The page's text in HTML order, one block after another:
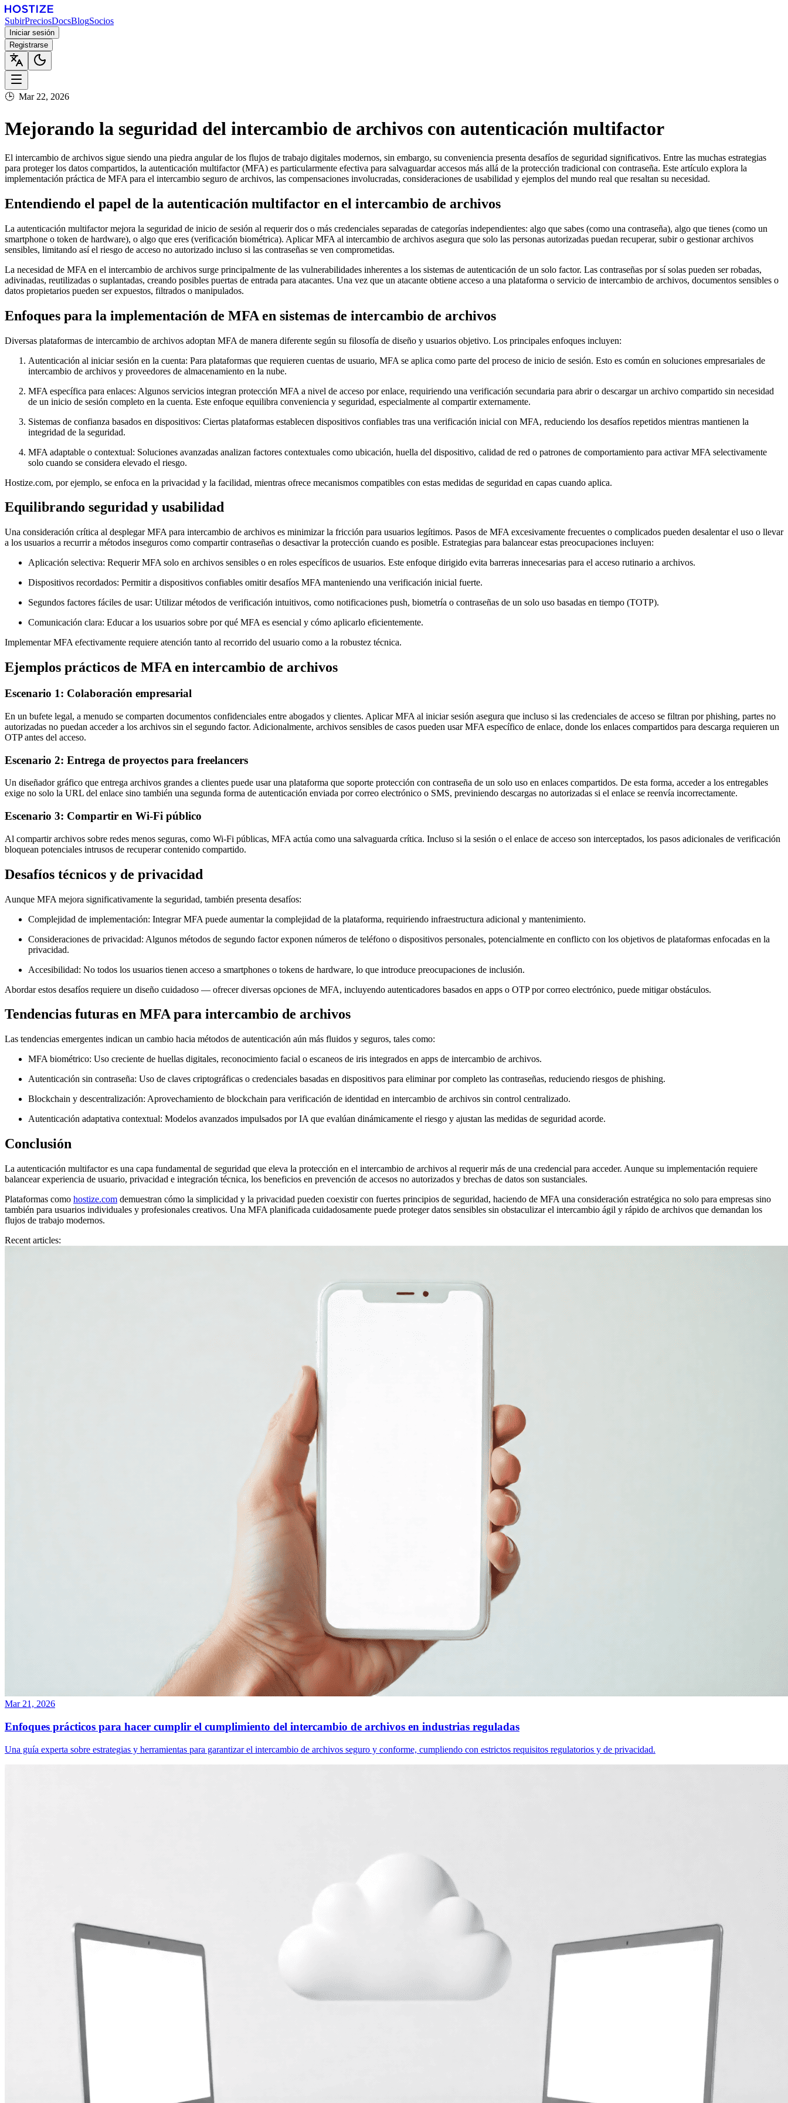
SubirPreciosDocsBlogSocios
Iniciar sesión
Registrarse
🕒 Mar 22, 2026
Mejorando la seguridad del intercambio de archivos con autenticación multifactor
El intercambio de archivos sigue siendo una piedra angular de los flujos de trabajo digitales modernos, sin embargo, su conveniencia presenta desafíos de seguridad significativos. Entre las muchas estrategias
para proteger los datos compartidos, la autenticación multifactor (MFA) es particularmente efectiva para salvaguardar accesos más allá de la protección tradicional con contraseña. Este artículo explora la
implementación práctica de MFA para el intercambio seguro de archivos, las compensaciones involucradas, consideraciones de usabilidad y ejemplos del mundo real que resaltan su necesidad.
Entendiendo el papel de la autenticación multifactor en el intercambio de archivos
La autenticación multifactor mejora la seguridad de inicio de sesión al requerir dos o más credenciales separadas de categorías independientes: algo que sabes (como una contraseña), algo que tienes (como un
smartphone o token de hardware), o algo que eres (verificación biométrica). Aplicar MFA al intercambio de archivos asegura que solo las personas autorizadas puedan recuperar, subir o gestionar archivos
sensibles, limitando así el riesgo de acceso no autorizado incluso si las contraseñas se ven comprometidas.
La necesidad de MFA en el intercambio de archivos surge principalmente de las vulnerabilidades inherentes a los sistemas de autenticación de un solo factor. Las contraseñas por sí solas pueden ser robadas,
adivinadas, reutilizadas o suplantadas, creando posibles puertas de entrada para atacantes. Una vez que un atacante obtiene acceso a una plataforma o servicio de intercambio de archivos, documentos sensibles o
datos propietarios pueden ser expuestos, filtrados o manipulados.
Enfoques para la implementación de MFA en sistemas de intercambio de archivos
Diversas plataformas de intercambio de archivos adoptan MFA de manera diferente según su filosofía de diseño y usuarios objetivo. Los principales enfoques incluyen:
Autenticación al iniciar sesión en la cuenta: Para plataformas que requieren cuentas de usuario, MFA se aplica como parte del proceso de inicio de sesión. Esto es común en soluciones empresariales de
intercambio de archivos y proveedores de almacenamiento en la nube.
MFA específica para enlaces: Algunos servicios integran protección MFA a nivel de acceso por enlace, requiriendo una verificación secundaria para abrir o descargar un archivo compartido sin necesidad
de un inicio de sesión completo en la cuenta. Este enfoque equilibra conveniencia y seguridad, especialmente al compartir externamente.
Sistemas de confianza basados en dispositivos: Ciertas plataformas establecen dispositivos confiables tras una verificación inicial con MFA, reduciendo los desafíos repetidos mientras mantienen la
integridad de la seguridad.
MFA adaptable o contextual: Soluciones avanzadas analizan factores contextuales como ubicación, huella del dispositivo, calidad de red o patrones de comportamiento para activar MFA selectivamente
solo cuando se considera elevado el riesgo.
Hostize.com, por ejemplo, se enfoca en la privacidad y la facilidad, mientras ofrece mecanismos compatibles con estas medidas de seguridad en capas cuando aplica.
Equilibrando seguridad y usabilidad
Una consideración crítica al desplegar MFA para intercambio de archivos es minimizar la fricción para usuarios legítimos. Pasos de MFA excesivamente frecuentes o complicados pueden desalentar el uso o llevar
a los usuarios a recurrir a métodos inseguros como compartir contraseñas o desactivar la protección cuando es posible. Estrategias para balancear estas preocupaciones incluyen:
Aplicación selectiva: Requerir MFA solo en archivos sensibles o en roles específicos de usuarios. Este enfoque dirigido evita barreras innecesarias para el acceso rutinario a archivos.
Dispositivos recordados: Permitir a dispositivos confiables omitir desafíos MFA manteniendo una verificación inicial fuerte.
Segundos factores fáciles de usar: Utilizar métodos de verificación intuitivos, como notificaciones push, biometría o contraseñas de un solo uso basadas en tiempo (TOTP).
Comunicación clara: Educar a los usuarios sobre por qué MFA es esencial y cómo aplicarlo eficientemente.
Implementar MFA efectivamente requiere atención tanto al recorrido del usuario como a la robustez técnica.
Ejemplos prácticos de MFA en intercambio de archivos
Escenario 1: Colaboración empresarial
En un bufete legal, a menudo se comparten documentos confidenciales entre abogados y clientes. Aplicar MFA al iniciar sesión asegura que incluso si las credenciales de acceso se filtran por phishing, partes no
autorizadas no puedan acceder a los archivos sin el segundo factor. Adicionalmente, archivos sensibles de casos pueden usar MFA específico de enlace, donde los enlaces compartidos para descarga requieren un
OTP antes del acceso.
Escenario 2: Entrega de proyectos para freelancers
Un diseñador gráfico que entrega archivos grandes a clientes puede usar una plataforma que soporte protección con contraseña de un solo uso en enlaces compartidos. De esta forma, acceder a los entregables
exige no solo la URL del enlace sino también una segunda forma de autenticación enviada por correo electrónico o SMS, previniendo descargas no autorizadas si el enlace se reenvía incorrectamente.
Escenario 3: Compartir en Wi-Fi público
Al compartir archivos sobre redes menos seguras, como Wi-Fi públicas, MFA actúa como una salvaguarda crítica. Incluso si la sesión o el enlace de acceso son interceptados, los pasos adicionales de verificación
bloquean potenciales intrusos de recuperar contenido compartido.
Desafíos técnicos y de privacidad
Aunque MFA mejora significativamente la seguridad, también presenta desafíos:
Complejidad de implementación: Integrar MFA puede aumentar la complejidad de la plataforma, requiriendo infraestructura adicional y mantenimiento.
Consideraciones de privacidad: Algunos métodos de segundo factor exponen números de teléfono o dispositivos personales, potencialmente en conflicto con los objetivos de plataformas enfocadas en la
privacidad.
Accesibilidad: No todos los usuarios tienen acceso a smartphones o tokens de hardware, lo que introduce preocupaciones de inclusión.
Abordar estos desafíos requiere un diseño cuidadoso — ofrecer diversas opciones de MFA, incluyendo autenticadores basados en apps o OTP por correo electrónico, puede mitigar obstáculos.
Tendencias futuras en MFA para intercambio de archivos
Las tendencias emergentes indican un cambio hacia métodos de autenticación aún más fluidos y seguros, tales como:
MFA biométrico: Uso creciente de huellas digitales, reconocimiento facial o escaneos de iris integrados en apps de intercambio de archivos.
Autenticación sin contraseña: Uso de claves criptográficas o credenciales basadas en dispositivos para eliminar por completo las contraseñas, reduciendo riesgos de phishing.
Blockchain y descentralización: Aprovechamiento de blockchain para verificación de identidad en intercambio de archivos sin control centralizado.
Autenticación adaptativa contextual: Modelos avanzados impulsados por IA que evalúan dinámicamente el riesgo y ajustan las medidas de seguridad acorde.
Conclusión
La autenticación multifactor es una capa fundamental de seguridad que eleva la protección en el intercambio de archivos al requerir más de una credencial para acceder. Aunque su implementación requiere
balancear experiencia de usuario, privacidad e integración técnica, los beneficios en prevención de accesos no autorizados y brechas de datos son sustanciales.
Plataformas como hostize.com demuestran cómo la simplicidad y la privacidad pueden coexistir con fuertes principios de seguridad, haciendo de MFA una consideración estratégica no solo para empresas sino
también para usuarios individuales y profesionales creativos. Una MFA planificada cuidadosamente puede proteger datos sensibles sin obstaculizar el intercambio ágil y rápido de archivos que demandan los
flujos de trabajo modernos.
Recent articles:
Mar 21, 2026
Enfoques prácticos para hacer cumplir el cumplimiento del intercambio de archivos en industrias reguladas
Una guía experta sobre estrategias y herramientas para garantizar el intercambio de archivos seguro y conforme, cumpliendo con estrictos requisitos regulatorios y de privacidad.